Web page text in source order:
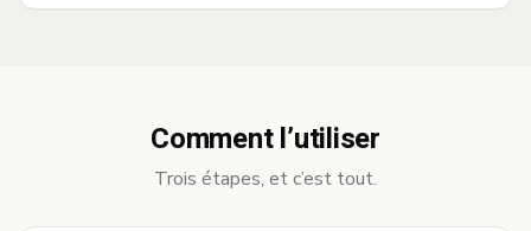
Comment l’utiliser
Trois étapes, et c’est tout.